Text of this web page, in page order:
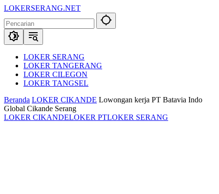
Langsung
konten
LOKERSERANG.NET
Lowongan
Kerja
Serang
SekitarnyaLOKER SERANG
LOKER TANGERANG
LOKER CILEGON
LOKER TANGSEL
Beranda LOKER CIKANDE Lowongan kerja PT Batavia Indo
Global Cikande Serang
LOKER CIKANDELOKER PTLOKER SERANG